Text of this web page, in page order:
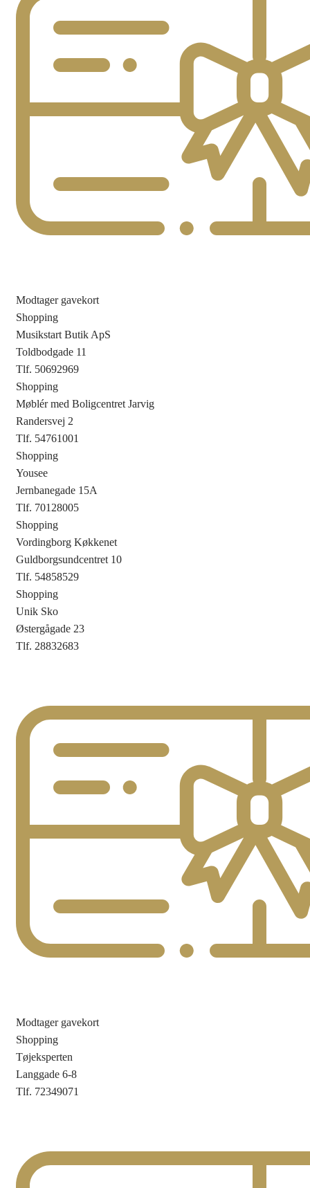
Modtager gavekort
Shopping
Musikstart Butik ApS
Toldbodgade 11
Tlf. 50692969
Shopping
Møblér med Boligcentret Jarvig
Randersvej 2
Tlf. 54761001
Shopping
Yousee
Jernbanegade 15A
Tlf. 70128005
Shopping
Vordingborg Køkkenet
Guldborgsundcentret 10
Tlf. 54858529
Shopping
Unik Sko
Østergågade 23
Tlf. 28832683
Modtager gavekort
Shopping
Tøjeksperten
Langgade 6-8
Tlf. 72349071